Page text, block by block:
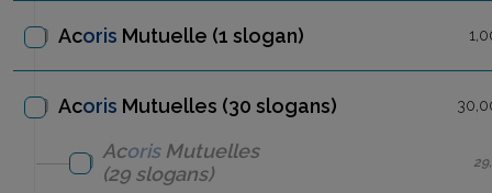
Acoris Mutuelle (1 slogan)
Acoris Mutuelles (30 slogans)
AcorisMutuelles
(29 slogans)